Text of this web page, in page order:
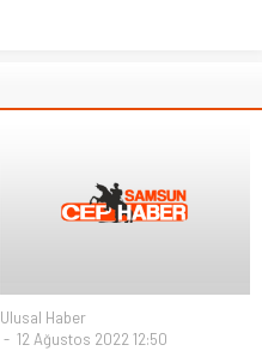
Ulusal Haber
12 Ağustos 2022 12:50